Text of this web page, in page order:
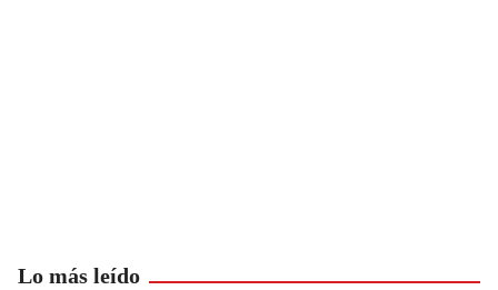
Lo más leído